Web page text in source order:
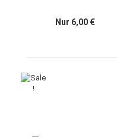
Nur 6,00 €